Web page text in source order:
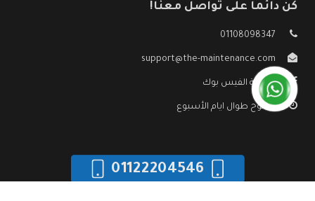
كن دائما على تواصل معنا!
01108098347
support@the-maintenance.com
صفحة الفيس بوك
مفتوح طوال ايام الأسبوع
01122204546